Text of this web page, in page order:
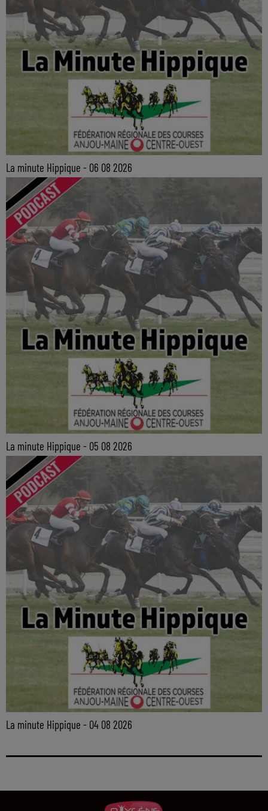
La minute Hippique - 06 08 2026
La minute Hippique - 05 08 2026
La minute Hippique - 04 08 2026